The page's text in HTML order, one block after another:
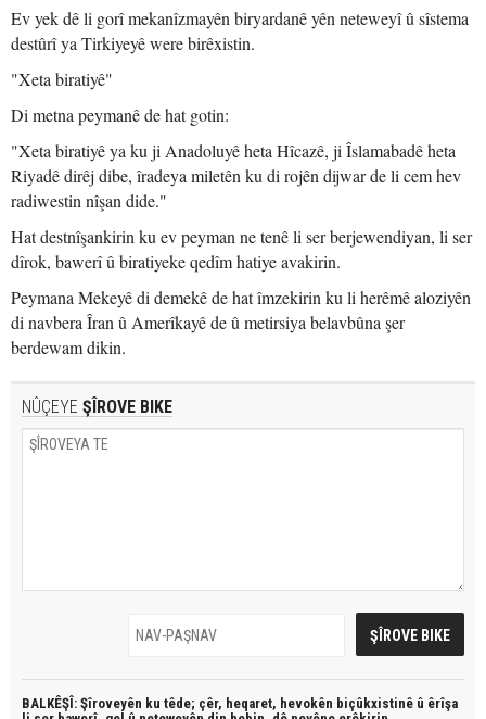
Ev yek dê li gorî mekanîzmayên biryardanê yên neteweyî û sîstema
destûrî ya Tirkiyeyê were birêxistin.
"Xeta biratiyê"
Di metna peymanê de hat gotin:
"Xeta biratiyê ya ku ji Anadoluyê heta Hîcazê, ji Îslamabadê heta
Riyadê dirêj dibe, îradeya miletên ku di rojên dijwar de li cem hev
radiwestin nîşan dide."
Hat destnîşankirin ku ev peyman ne tenê li ser berjewendiyan, li ser
dîrok, bawerî û biratiyeke qedîm hatiye avakirin.
Peymana Mekeyê di demekê de hat îmzekirin ku li herêmê aloziyên
di navbera Îran û Amerîkayê de û metirsiya belavbûna şer
berdewam dikin.
NÛÇEYE ŞÎROVE BIKE
BALKÊŞÎ: Şîroveyên ku têde; çêr, heqaret, hevokên biçûkxistinê û êrîşa